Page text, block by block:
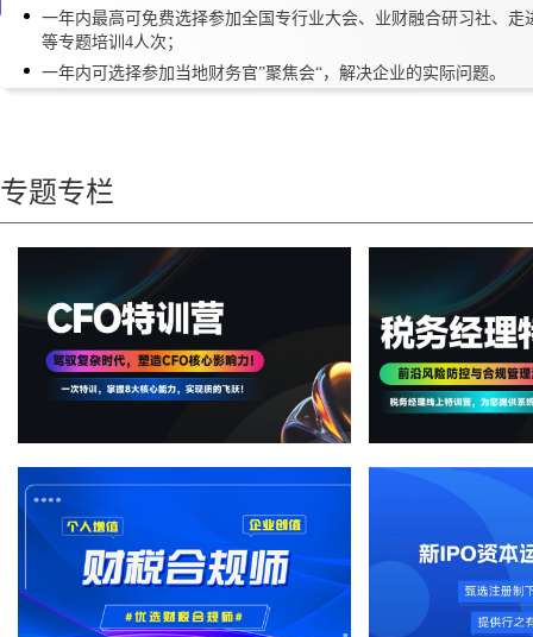
一年内最高可免费选择参加全国专行业大会、业财融合研习社、走
等专题培训4人次；
一年内可选择参加当地财务官”聚焦会“，解决企业的实际问题。
专题专栏